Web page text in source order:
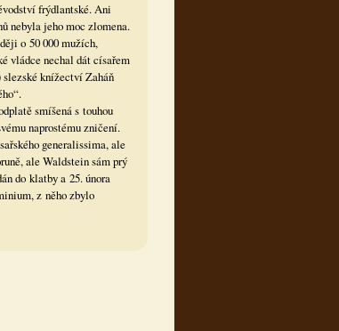
frýdlantské. Ani
nebyla jeho moc zlomena.
o 50 000 mužích,
vládce nechal dát císařem
knížectví Zaháň
smíšená s touhou
naprostému zničení.
generalissima, ale
ale Waldstein sám prý
do klatby a 25. února
z něho zbylo